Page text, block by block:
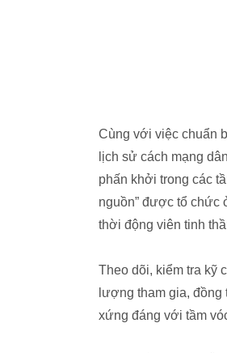
Cùng với việc chuẩn
lịch sử cách mạng
phấn khởi trong các
nguồn” được tổ chức
thời động viên tinh
Theo dõi, kiểm tra kỹ
lượng tham gia,
xứng đáng với tầm